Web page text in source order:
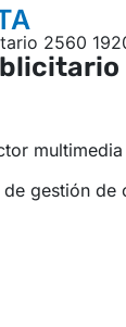
multimedia
de gestión de